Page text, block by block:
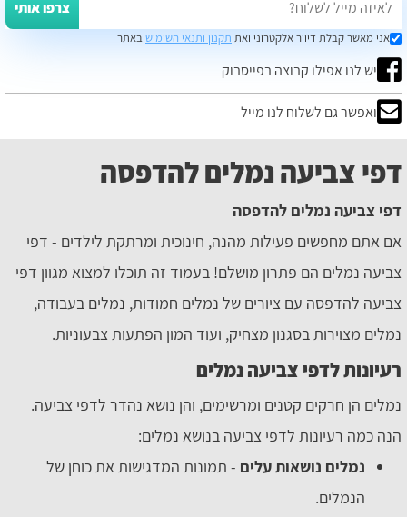
צרפו אותי
אני מאשר קבלת דיוור אלקטרוני ואת תקנון ותנאי השימושבאתר
יש לנו אפילו קבוצה בפייסבוק
ואפשר גם לשלוח לנו מייל
דפי צביעה נמלים להדפסה
דפי צביעה נמלים להדפסה
אם אתם מחפשים פעילות מהנה, חינוכית ומרתקת לילדים - דפי
צביעה נמלים הם פתרון מושלם! בעמוד זה תוכלו למצוא מגוון דפי
צביעה להדפסה עם ציורים של נמלים חמודות, נמלים בעבודה,
נמלים מצוירות בסגנון מצחיק, ועוד המון הפתעות צבעוניות.
רעיונות לדפי צביעה נמלים
נמלים הן חרקים קטנים ומרשימים, והן נושא נהדר לדפי צביעה.
הנה כמה רעיונות לדפי צביעה בנושא נמלים:
נמלים נושאות עלים - תמונות המדגישות את כוחן של
הנמלים.